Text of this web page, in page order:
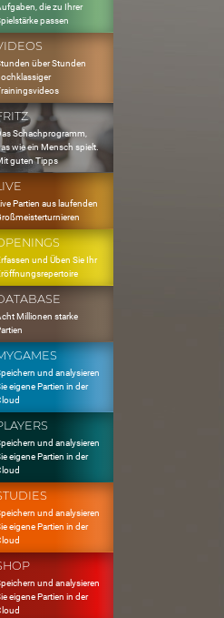
die zu Ihrer
passen
über Stunden
Schachprogramm,
wie ein Mensch spielt.
guten Tipps
Partien aus laufenden
und Üben Sie Ihr
Millionen starke
und analysieren
eigene Partien in der
und analysieren
eigene Partien in der
und analysieren
eigene Partien in der
und analysieren
eigene Partien in der